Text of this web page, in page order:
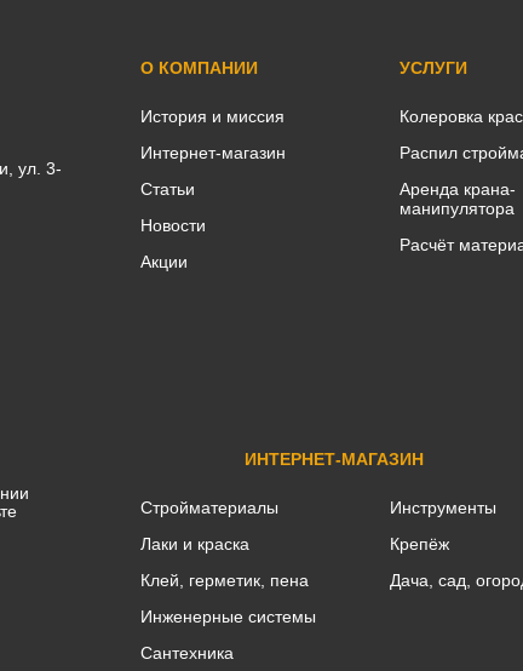
ул. 3-
О КОМПАНИИ
История и миссия
Интернет-магазин
Статьи
Новости
Акции
УСЛУГИ
Колеровка
Распил
Аренда крана-
манипулятора
Расчёт
ИНТЕРНЕТ-МАГАЗИН
Стройматериалы
Лаки и краска
Клей, герметик, пена
Инженерные системы
Сантехника
Инструменты
Крепёж
Дача, сад,